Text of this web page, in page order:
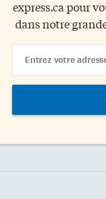
express.ca pour
dans notre
Address